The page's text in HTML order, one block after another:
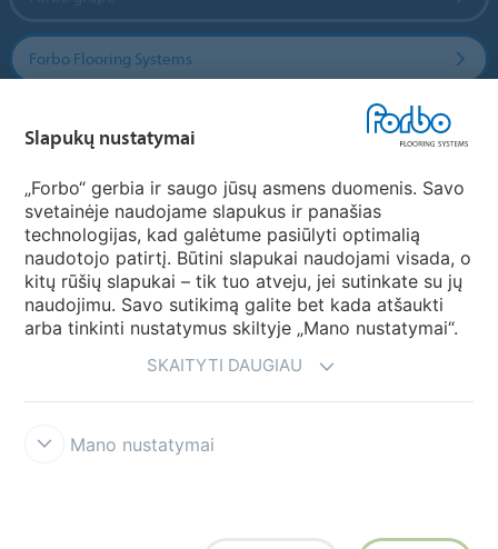
Forbo Flooring Systems
Pasirinkti šalį
Pasirinkite savo šalį
Slapukų nustatymai
„Forbo“ gerbia ir saugo jūsų asmens duomenis. Savo
svetainėje naudojame slapukus ir panašias
technologijas, kad galėtume pasiūlyti optimalią
naudotojo patirtį. Būtini slapukai naudojami visada, o
kitų rūšių slapukai – tik tuo atveju, jei sutinkate su jų
naudojimu. Savo sutikimą galite bet kada atšaukti
arba tinkinti nustatymus skiltyje „Mano nustatymai“.
SKAITYTI DAUGIAU
Mano nustatymai